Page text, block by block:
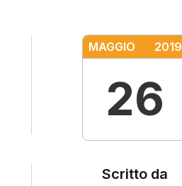
MAGGIO 2019
26
Scritto da